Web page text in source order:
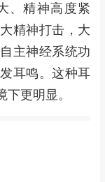
精神高度紧
精神打击，大
主神经系统功
耳鸣。这种耳
更明显。